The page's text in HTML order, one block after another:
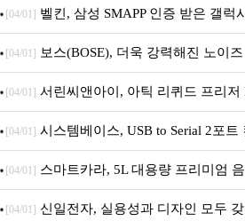
행
[04/01] 벨킨, 삼성 SMAPP 인증 받은 갤럭
시
[04/01] 보스(BOSE), 더욱 강력해진 노이
의 ‘QC 헤드폰 2세대’ 출시
[04/01] 서린씨앤아이, 아틱 리퀴드 프리
대상 P12 프로 PST 증정 프로모션 진행
[04/01] 시스템베이스, USB to Serial 2포
시
[04/01] 스마트카라, 5L 대용량 프리미엄
그라나이트S 출시
[04/01] 신일전자, 실용성과 디자인 모두